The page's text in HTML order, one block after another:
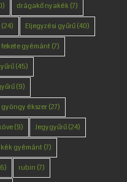
drágakő nyakék(7)
(24) Eljegyzési gyűrű(40)
fekete gyémánt (7)
(45)
(9)
gyöngy ékszer(27)
(9) Jegygyűrű(24)
kék gyémánt (7)
rubin (7)